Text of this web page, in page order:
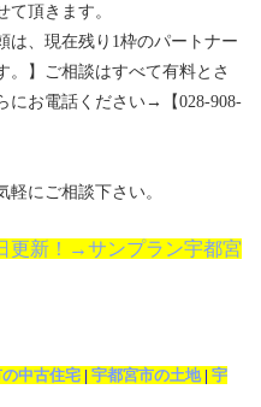
頂きます。
は、現在残り1枠のパートナー
。】ご相談はすべて有料とさ
にお電話ください→【028-908-
にご相談下さい。
更新！→サンプラン宇都宮
中古住宅 | 宇都宮市の土地| 宇